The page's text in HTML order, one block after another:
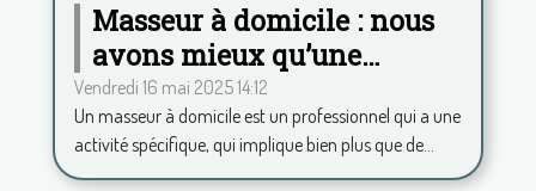
Masseur à domicile : nous
avons mieux qu’une
application pour calculer
vos frais kilométriques !
Vendredi 16 mai 2025 14:12
Un masseur à domicile est un professionnel qui a une
activité spécifique, qui implique bien plus que de...